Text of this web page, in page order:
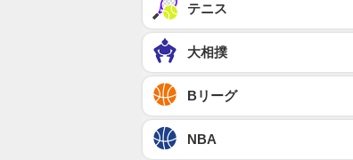
テニス
大相撲
Bリーグ
NBA